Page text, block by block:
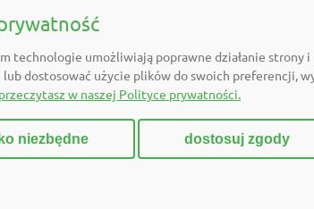
Formularz reklamacji
FAQ
technologie umożliwiają poprawne działanie
dostosować użycie plików do swoich preferencji,
w naszej Polityce prywatności.
niezbędne dostosuj zgody